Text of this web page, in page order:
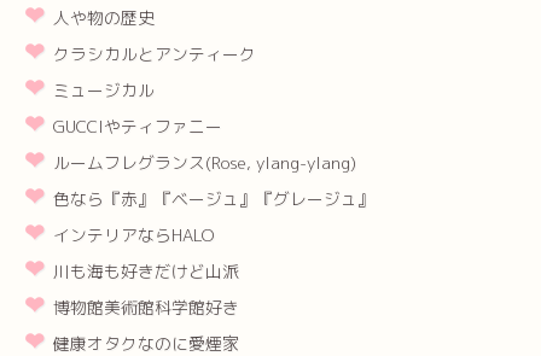
人や物の歴史
クラシカルとアンティーク
ミュージカル
GUCCIやティファニー
ルームフレグランス(Rose, ylang-ylang)
色なら『赤』『ベージュ』『グレージュ』
インテリアならHALO
川も海も好きだけど山派
博物館美術館科学館好き
健康オタクなのに愛煙家